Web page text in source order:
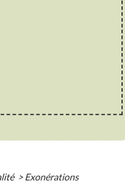
> Exonérations